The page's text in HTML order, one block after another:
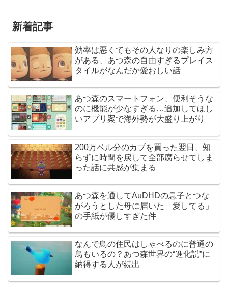
新着記事
効率は悪くてもその人なりの楽しみ方
がある、あつ森の自由すぎるプレイス
タイルがなんだか愛おしい話
あつ森のスマートフォン、便利そうな
のに機能が少なすぎる…追加してほし
いアプリ案で海外勢が大盛り上がり
200万ベル分のカブを買った翌日、知
らずに時間を戻して全部腐らせてしま
った話に共感が集まる
あつ森を通してAuDHDの息子とつな
がろうとした母に届いた「愛してる」
の手紙が優しすぎた件
なんで鳥の住民はしゃべるのに普通の
鳥もいるの？あつ森世界の“進化説”に
納得する人が続出